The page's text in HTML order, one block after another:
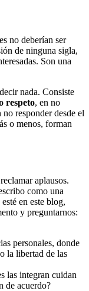
no deberían ser
de ninguna sigla,
Son una
nada. Consiste
respeto, en no
responder desde el
o menos, forman
aplausos.
como una
en este blog,
y preguntarnos:
personales, donde
la libertad de las
las integran cuidan
de acuerdo?